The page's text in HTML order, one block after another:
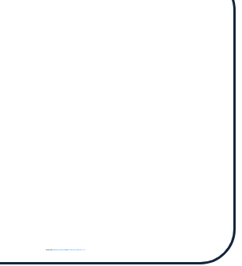
Powered bygooglemaps gen (hi)&www.vaticaanstadtickets.nl/